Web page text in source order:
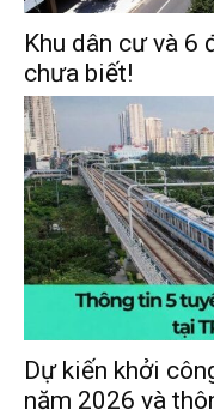
Khu dân cư và 6
chưa biết!
Dự kiến khởi
năm 2026 và